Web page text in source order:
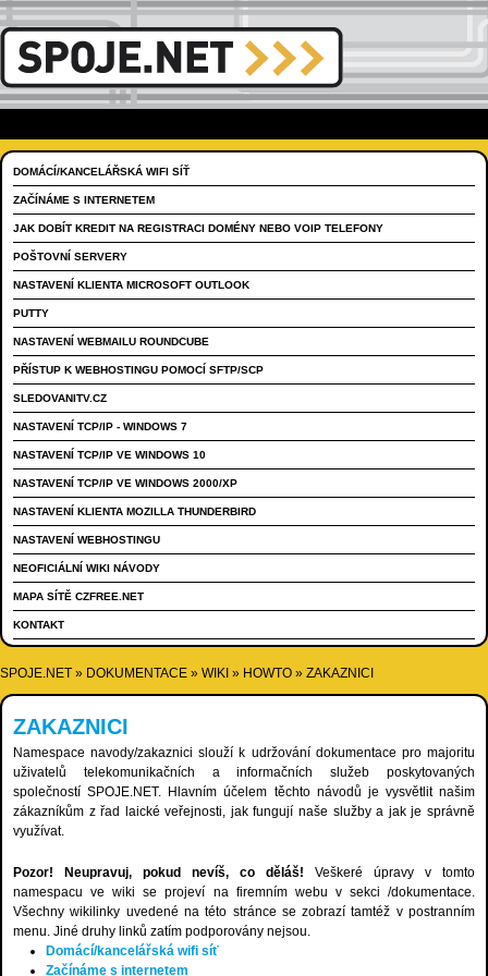
DOMÁCÍ/KANCELÁŘSKÁ WIFI SÍŤ
ZAČÍNÁME S INTERNETEM
JAK DOBÍT KREDIT NA REGISTRACI DOMÉNY NEBO VOIP TELEFONY
POŠTOVNÍ SERVERY
NASTAVENÍ KLIENTA MICROSOFT OUTLOOK
PUTTY
NASTAVENÍ WEBMAILU ROUNDCUBE
PŘÍSTUP K WEBHOSTINGU POMOCÍ SFTP/SCP
SLEDOVANITV.CZ
NASTAVENÍ TCP/IP - WINDOWS 7
NASTAVENÍ TCP/IP VE WINDOWS 10
NASTAVENÍ TCP/IP VE WINDOWS 2000/XP
NASTAVENÍ KLIENTA MOZILLA THUNDERBIRD
NASTAVENÍ WEBHOSTINGU
NEOFICIÁLNÍ WIKI NÁVODY
MAPA SÍTĚ CZFREE.NET
KONTAKT
SPOJE.NET » DOKUMENTACE » WIKI » HOWTO » ZAKAZNICI
ZAKAZNICI
Namespace navody/zakaznici slouží k udržování dokumentace pro majoritu
uživatelů telekomunikačních a informačních služeb poskytovaných
společností SPOJE.NET. Hlavním účelem těchto návodů je vysvětlit našim
zákazníkům z řad laické veřejnosti, jak fungují naše služby a jak je správně
využívat.
Pozor! Neupravuj, pokud nevíš, co děláš! Veškeré úpravy v tomto
namespacu ve wiki se projeví na firemním webu v sekci /dokumentace.
Všechny wikilinky uvedené na této stránce se zobrazí tamtéž v postranním
menu. Jiné druhy linků zatím podporovány nejsou.
Domácí/kancelářská wifi síť
Začínáme s internetem